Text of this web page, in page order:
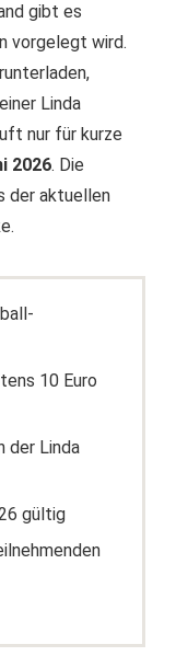
gibt es
vorgelegt wird.
Linda
nur für kurze
2026. Die
der aktuellen
10 Euro
der Linda
gültig